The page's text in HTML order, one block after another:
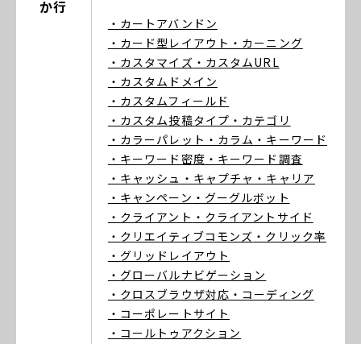
か行
・カートアバンドン
・カード型レイアウト ・カーニング
・カスタマイズ ・カスタムURL
・カスタムドメイン
・カスタムフィールド
・カスタム投稿タイプ ・カテゴリ
・カラーパレット ・カラム ・キーワード
・キーワード密度 ・キーワード調査
・キャッシュ ・キャプチャ ・キャリア
・キャンペーン ・グーグルボット
・クライアント ・クライアントサイド
・クリエイティブコモンズ ・クリック率
・グリッドレイアウト
・グローバルナビゲーション
・クロスブラウザ対応 ・コーディング
・コーポレートサイト
・コールトゥアクション